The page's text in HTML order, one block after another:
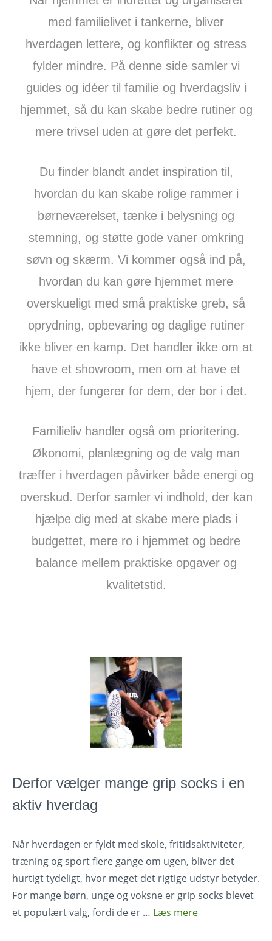
med familielivet i tankerne, bliver
hverdagen lettere, og konflikter og stress
fylder mindre. På denne side samler vi
guides og idéer til familie og hverdagsliv i
hjemmet, så du kan skabe bedre rutiner og
mere trivsel uden at gøre det perfekt.
Du finder blandt andet inspiration til,
hvordan du kan skabe rolige rammer i
børneværelset, tænke i belysning og
stemning, og støtte gode vaner omkring
søvn og skærm. Vi kommer også ind på,
hvordan du kan gøre hjemmet mere
overskueligt med små praktiske greb, så
oprydning, opbevaring og daglige rutiner
ikke bliver en kamp. Det handler ikke om at
have et showroom, men om at have et
hjem, der fungerer for dem, der bor i det.
Familieliv handler også om prioritering.
Økonomi, planlægning og de valg man
træffer i hverdagen påvirker både energi og
overskud. Derfor samler vi indhold, der kan
hjælpe dig med at skabe mere plads i
budgettet, mere ro i hjemmet og bedre
balance mellem praktiske opgaver og
kvalitetstid.
Derfor vælger mange grip socks i en
aktiv hverdag
Når hverdagen er fyldt med skole, fritidsaktiviteter,
træning og sport flere gange om ugen, bliver det
hurtigt tydeligt, hvor meget det rigtige udstyr betyder.
For mange børn, unge og voksne er grip socks blevet
et populært valg, fordi de er … Læs mere